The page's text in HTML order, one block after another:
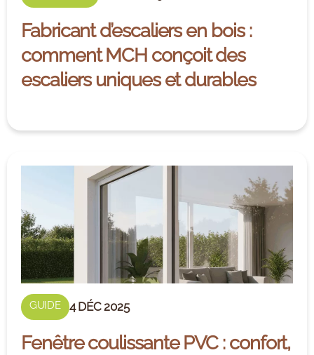
Fabricant d’escaliers en bois :
comment MCH conçoit des
escaliers uniques et durables
GUIDE 4 DÉC 2025
Fenêtre coulissante PVC : confort,